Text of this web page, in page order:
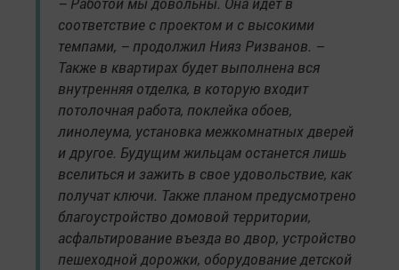
соответствие с проектом и с высокими
темпами, – продолжил Нияз Ризванов. –
Также в квартирах будет выполнена вся
внутренняя отделка, в которую входит
потолочная работа, поклейка обоев,
линолеума, установка межкомнатных дверей
и другое. Будущим жильцам останется лишь
вселиться и зажить в свое удовольствие, как
получат ключи. Также планом предусмотрено
благоустройство домовой территории,
асфальтирование въезда во двор, устройство
пешеходной дорожки, оборудование детской